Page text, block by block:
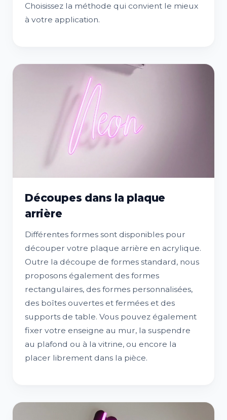
Choisissez la méthode qui convient le mieux
à votre application.
Découpes dans la plaque
arrière
Différentes formes sont disponibles pour
découper votre plaque arrière en acrylique.
Outre la découpe de formes standard, nous
proposons également des formes
rectangulaires, des formes personnalisées,
des boîtes ouvertes et fermées et des
supports de table. Vous pouvez également
fixer votre enseigne au mur, la suspendre
au plafond ou à la vitrine, ou encore la
placer librement dans la pièce.